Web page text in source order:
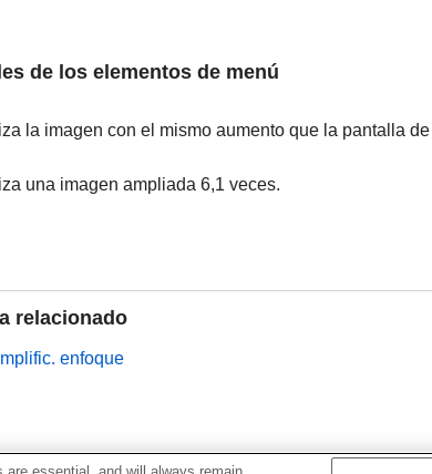
de los elementos de menú
la imagen con el mismo aumento que la pantalla
una imagen ampliada 6,1 veces.
relacionado
enfoque